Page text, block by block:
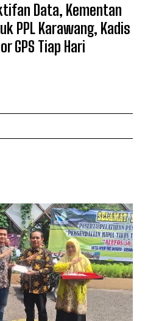
Data, Kementan
PPL Karawang, Kadis
GPS Tiap Hari